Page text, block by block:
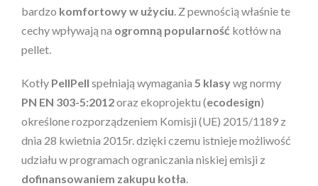
bardzo komfortowy w użyciu. Z pewnością właśnie te
cechy wpływają na ogromną popularność kotłów na
pellet.
Kotły PellPell spełniają wymagania 5 klasywg normy
PN EN 303-5:2012oraz ekoprojektu (ecodesign)
określone rozporządzeniem Komisji (UE) 2015/1189 z
dnia 28 kwietnia 2015r. dzięki czemu istnieje możliwość
udziału w programach ograniczania niskiej emisji z
dofinansowaniem zakupu kotła.